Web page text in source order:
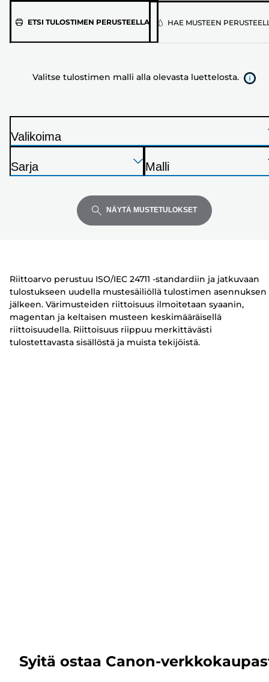
ETSI TULOSTIMEN PERUSTEELLAValitse
olevasta
HAE MUSTEEN
Valitse tulostimen malli alla olevasta luettelosta.
Paina
Enter
T
Valikoima
Paina
Enter
T
n
Sarja
Paina
Enter
T
u
l
o
n
Malli
NÄYTÄ MUSTETULOKSET
Riittoarvo perustuu ISO/IEC 24711 -standardiin ja jatkuvaan
tulostukseen uudella mustesäiliöllä tulostimen asennuksen
jälkeen. Värimusteiden riittoisuus ilmoitetaan syaanin,
magentan ja keltaisen musteen keskimääräisellä
riittoisuudella. Riittoisuus riippuu merkittävästi
tulostettavasta sisällöstä ja muista tekijöistä.
Syitä ostaa Canon-